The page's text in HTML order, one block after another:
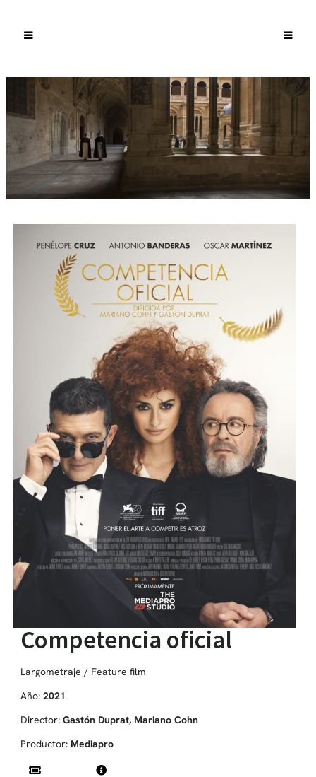
Competencia oficial
Largometraje / Feature film
Año: 2021
Director: Gastón Duprat, Mariano Cohn
Productor: Mediapro